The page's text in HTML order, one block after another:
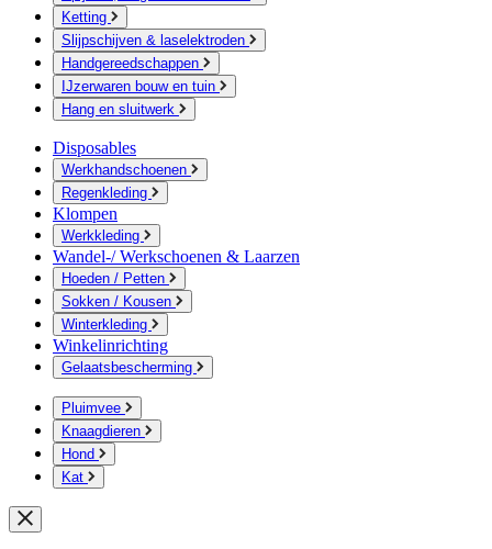
Ketting
Slijpschijven & laselektroden
Handgereedschappen
IJzerwaren bouw en tuin
Hang en sluitwerk
Disposables
Werkhandschoenen
Regenkleding
Klompen
Werkkleding
Wandel-/ Werkschoenen & Laarzen
Hoeden / Petten
Sokken / Kousen
Winterkleding
Winkelinrichting
Gelaatsbescherming
Pluimvee
Knaagdieren
Hond
Kat